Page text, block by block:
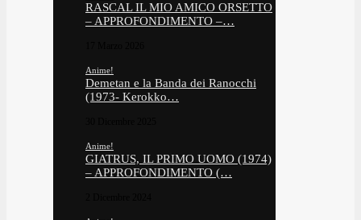
RASCAL IL MIO AMICO ORSETTO
– APPROFONDIMENTO –…
Anime!
Demetan e la Banda dei Ranocchi
(1973- Kerokko…
Anime!
GIATRUS, IL PRIMO UOMO (1974)
– APPROFONDIMENTO (…